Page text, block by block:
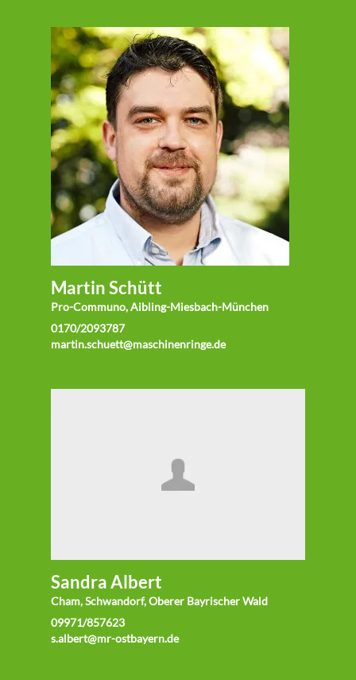
Martin Schütt
Pro-Communo, Aibling-Miesbach-München
0170/2093787
martin.schuett@maschinenringe.de
Sandra Albert
Cham, Schwandorf, Oberer Bayrischer Wald
09971/857623
s.albert@mr-ostbayern.de